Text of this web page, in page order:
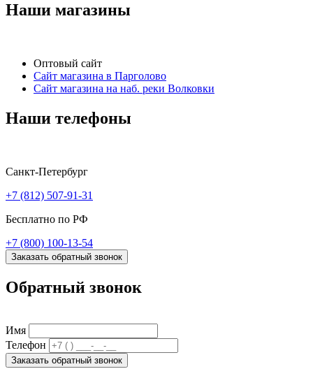
Наши магазины
Оптовый сайт
Сайт магазина в Парголово
Сайт магазина на наб. реки Волковки
Наши телефоны
Санкт-Петербург
+7 (812) 507-91-31
Бесплатно по РФ
+7 (800) 100-13-54
Заказать обратный звонок
Обратный звонок
Имя
Телефон
Заказать обратный звонок